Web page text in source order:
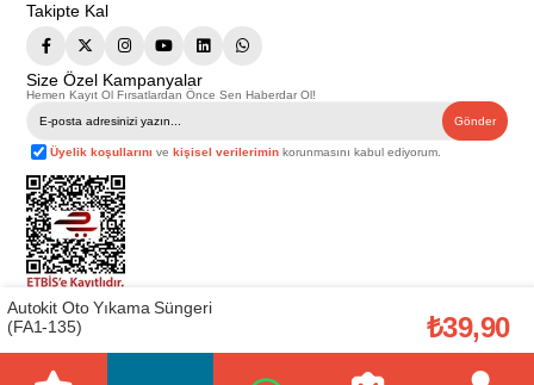
Takipte Kal
Size Özel Kampanyalar
Hemen Kayıt Ol Fırsatlardan Önce Sen Haberdar Ol!
Gönder
Üyelik koşullarını vekişisel verilerimin korunmasını kabul ediyorum.
Telif Hakkı © 2026Afeks Yapı Market
. Tüm hakları saklıdır.
Bu web sitesindeki tüm ürünler ticari amaçlıdır. Web sitemizde yer alan
görsel ve yazılı içerikler firmamıza ait olup, firmamızın yazılı izni alınmadan
başka yerlerde kullanılamaz. İçeriklerin izin alınmadan kopyalanması ve
Autokit Oto Yıkama Süngeri
(FA1-135)
₺39,90